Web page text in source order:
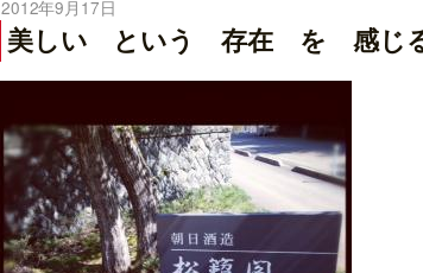
2012年9月17日
美しい という 存在 を 感じる